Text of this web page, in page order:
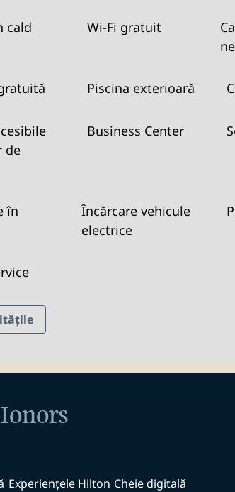
cald
Wi-Fi gratuit
Piscina exterioară
de
Business Center
în
Încărcare vehicule
electrice
Experiențele Hilton Cheie digitală